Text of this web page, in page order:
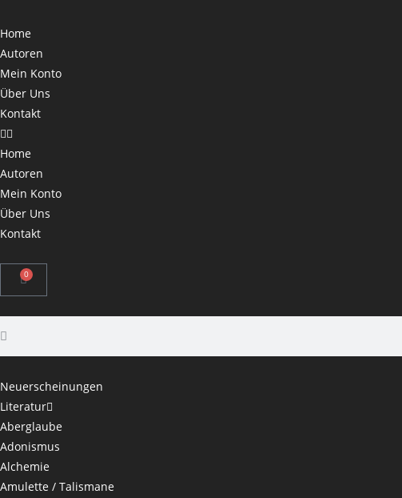
Home
Autoren
Mein Konto
Über Uns
Kontakt
Home
Autoren
Mein Konto
Über Uns
Kontakt
0
Neuerscheinungen
Literatur
Aberglaube
Adonismus
Alchemie
Amulette / Talismane